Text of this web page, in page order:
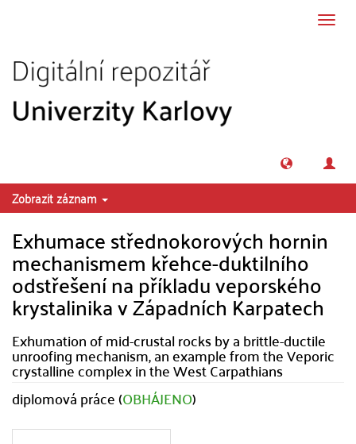
Zobrazit záznam
Exhumace střednokorových hornin
mechanismem křehce-duktilního
odstřešení na příkladu veporského
krystalinika v Západních Karpatech
Exhumation of mid-crustal rocks by a brittle-ductile
unroofing mechanism, an example from the Veporic
crystalline complex in the West Carpathians
diplomová práce (OBHÁJENO)